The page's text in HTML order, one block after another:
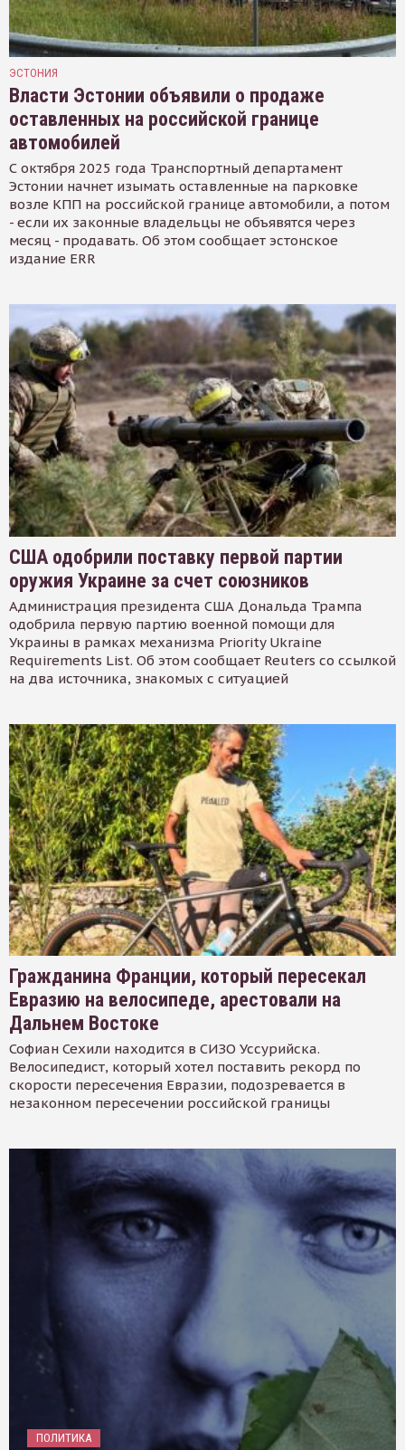
ЭСТОНИЯ
Власти Эстонии объявили о продаже
оставленных на российской границе
автомобилей
С октября 2025 года Транспортный департамент
Эстонии начнет изымать оставленные на парковке
возле КПП на российской границе автомобили, а потом
- если их законные владельцы не объявятся через
месяц - продавать. Об этом сообщает эстонское
издание ERR
США одобрили поставку первой партии
оружия Украине за счет союзников
Администрация президента США Дональда Трампа
одобрила первую партию военной помощи для
Украины в рамках механизма Priority Ukraine
Requirements List. Об этом сообщает Reuters со ссылкой
на два источника, знакомых с ситуацией
Гражданина Франции, который пересекал
Евразию на велосипеде, арестовали на
Дальнем Востоке
Софиан Сехили находится в СИЗО Уссурийска.
Велосипедист, который хотел поставить рекорд по
скорости пересечения Евразии, подозревается в
незаконном пересечении российской границы
ПОЛИТИКА